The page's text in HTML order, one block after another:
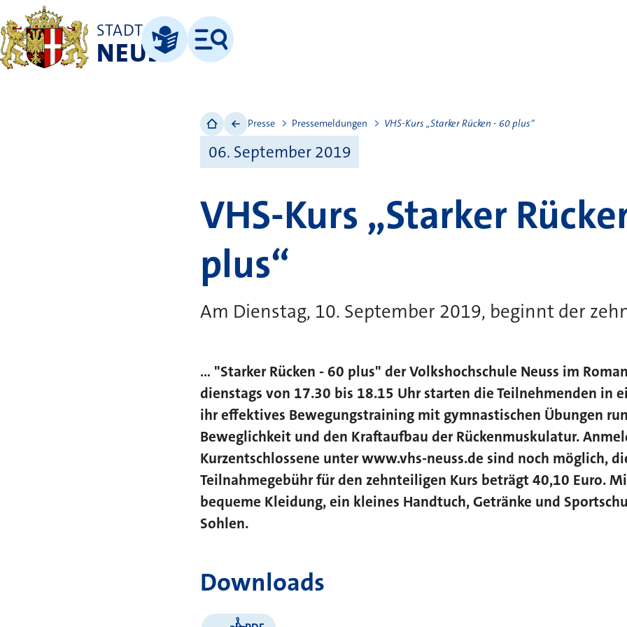
STADT
NEUSSLeichte Sprache
Menü
Presse Pressemeldungen VHS-Kurs „Starker Rücken - 60 plus“
06. September 2019
VHS-Kurs „Starker
plus“
Am Dienstag, 10. September 2019, beginnt der
... "Starker Rücken - 60 plus" der Volkshochschule Neuss im
dienstags von 17.30 bis 18.15 Uhr starten die Teilnehmenden in
ihr effektives Bewegungstraining mit gymnastischen Übungen
Beweglichkeit und den Kraftaufbau der Rückenmuskulatur.
Kurzentschlossene unter www.vhs-neuss.de sind noch möglich,
Teilnahmegebühr für den zehnteiligen Kurs beträgt 40,10 Euro.
bequeme Kleidung, ein kleines Handtuch, Getränke und
Sohlen.
Downloads